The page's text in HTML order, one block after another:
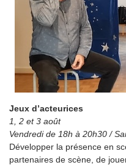
Jeux d’acteurices
1, 2 et 3 août
Vendredi de 18h à 20h30 /
Développer la présence en
partenaires de scène, de